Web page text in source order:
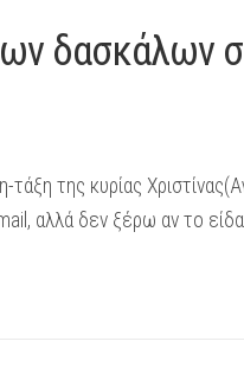
δασκάλων
της κυρίας
αλλά δεν ξέρω αν το